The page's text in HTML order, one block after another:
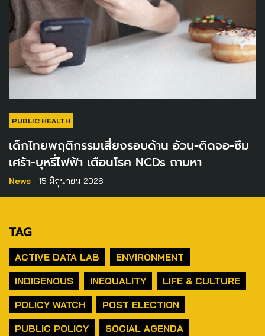
PUBLIC HEALTH
เด็กไทยพฤติกรรมเสี่ยงรอบด้าน อ้วน-ติดจอ-ซึม
เศร้า-บุหรี่ไฟฟ้า เตือนโรค NCDs ถามหา
News - 15 มิถุนายน 2026
TAG
ACTIVE DATA LAB
ENVIRONMENT
INDIGENOUS
INEQUALITY
LIFE & CULTURE
POLICY WATCH
POST ELECTION
PUBLIC POLICY
SOCIAL AGENDA